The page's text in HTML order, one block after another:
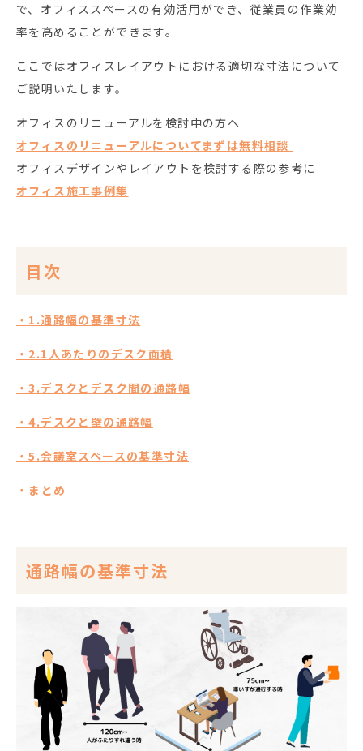
で、オフィススペースの有効活用ができ、従業員の作業効
率を高めることができます。
ここではオフィスレイアウトにおける適切な寸法について
ご説明いたします。
オフィスのリニューアルを検討中の方へ
オフィスのリニューアルについてまずは無料相談
オフィスデザインやレイアウトを検討する際の参考に
オフィス施工事例集
目次
・1.通路幅の基準寸法
・2.1人あたりのデスク面積
・3.デスクとデスク間の通路幅
・4.デスクと壁の通路幅
・5.会議室スペースの基準寸法
・まとめ
通路幅の基準寸法